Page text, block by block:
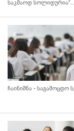
საკმაოდ
ჩაინიშნა - საგამოცდო